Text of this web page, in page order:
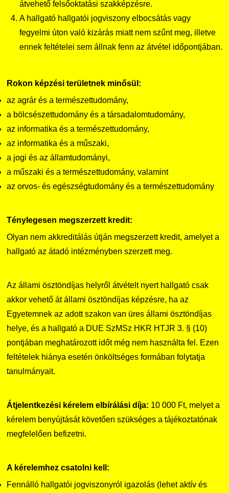
átvehető felsőoktatási szakképzésre.
A hallgató hallgatói jogviszony elbocsátás vagy
fegyelmi úton való kizárás miatt nem szűnt meg, illetve
ennek feltételei sem állnak fenn az átvétel időpontjában.
Rokon képzési területnek minősül:
az agrár és a természettudomány,
a bölcsészettudomány és a társadalomtudomány,
az informatika és a természettudomány,
az informatika és a műszaki,
a jogi és az államtudományi,
a műszaki és a természettudomány, valamint
az orvos- és egészségtudomány és a természettudomány
Ténylegesen megszerzett kredit:
Olyan nem akkreditálás útján megszerzett kredit, amelyet a
hallgató az átadó intézményben szerzett meg.
Az állami ösztöndíjas helyről átvételt nyert hallgató csak
akkor vehető át állami ösztöndíjas képzésre, ha az
Egyetemnek az adott szakon van üres állami ösztöndíjas
helye, és a hallgató a DUE SzMSz HKR HTJR 3. § (10)
pontjában meghatározott időt még nem használta fel. Ezen
feltételek hiánya esetén önköltséges formában folytatja
tanulmányait.
Átjelentkezési kérelem elbírálási díja: 10 000 Ft, melyet a
kérelem benyújtását követően szükséges a tájékoztatónak
megfelelően befizetni.
A kérelemhez csatolni kell:
Fennálló hallgatói jogviszonyról igazolás (lehet aktív és